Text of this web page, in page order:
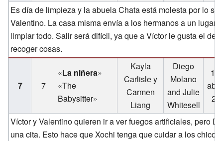
Es día de limpieza y la abuela Chata está molesta por lo
Valentino. La casa misma envía a los hermanos a un lugar
limpiar todo. Salir será difícil, ya que a Víctor le gusta el
recoger cosas.
7 7
«La niñera»
«The
Babysitter»
Kayla
Carlisle y
Carmen
Liang
Diego
Molano
and Julie
Whitesell
13
Víctor y Valentino quieren ir a ver fuegos artificiales, pero
una cita. Esto hace que Xochi tenga que cuidar a los